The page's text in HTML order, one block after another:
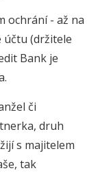
ochrání - až na
účtu (držitele
Bank je
či
druh
s majitelem
tak